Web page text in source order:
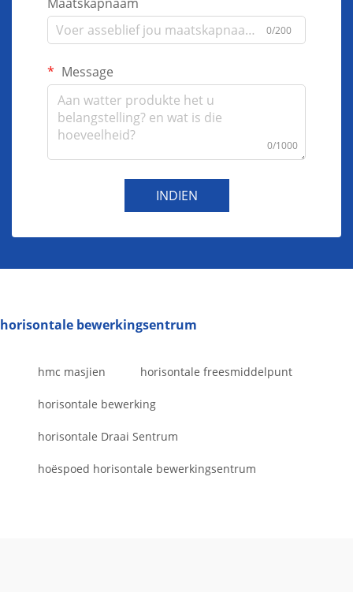
0/200
Message
0/1000
INDIEN
horisontale bewerkingsentrum
hmc masjien horisontale freesmiddelpunt
horisontale bewerking
horisontale Draai Sentrum
hoëspoed horisontale bewerkingsentrum